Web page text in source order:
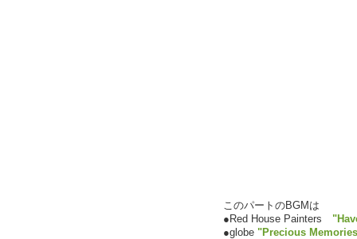
このパートのBGMは
●Red House Painters
●globe "Precious